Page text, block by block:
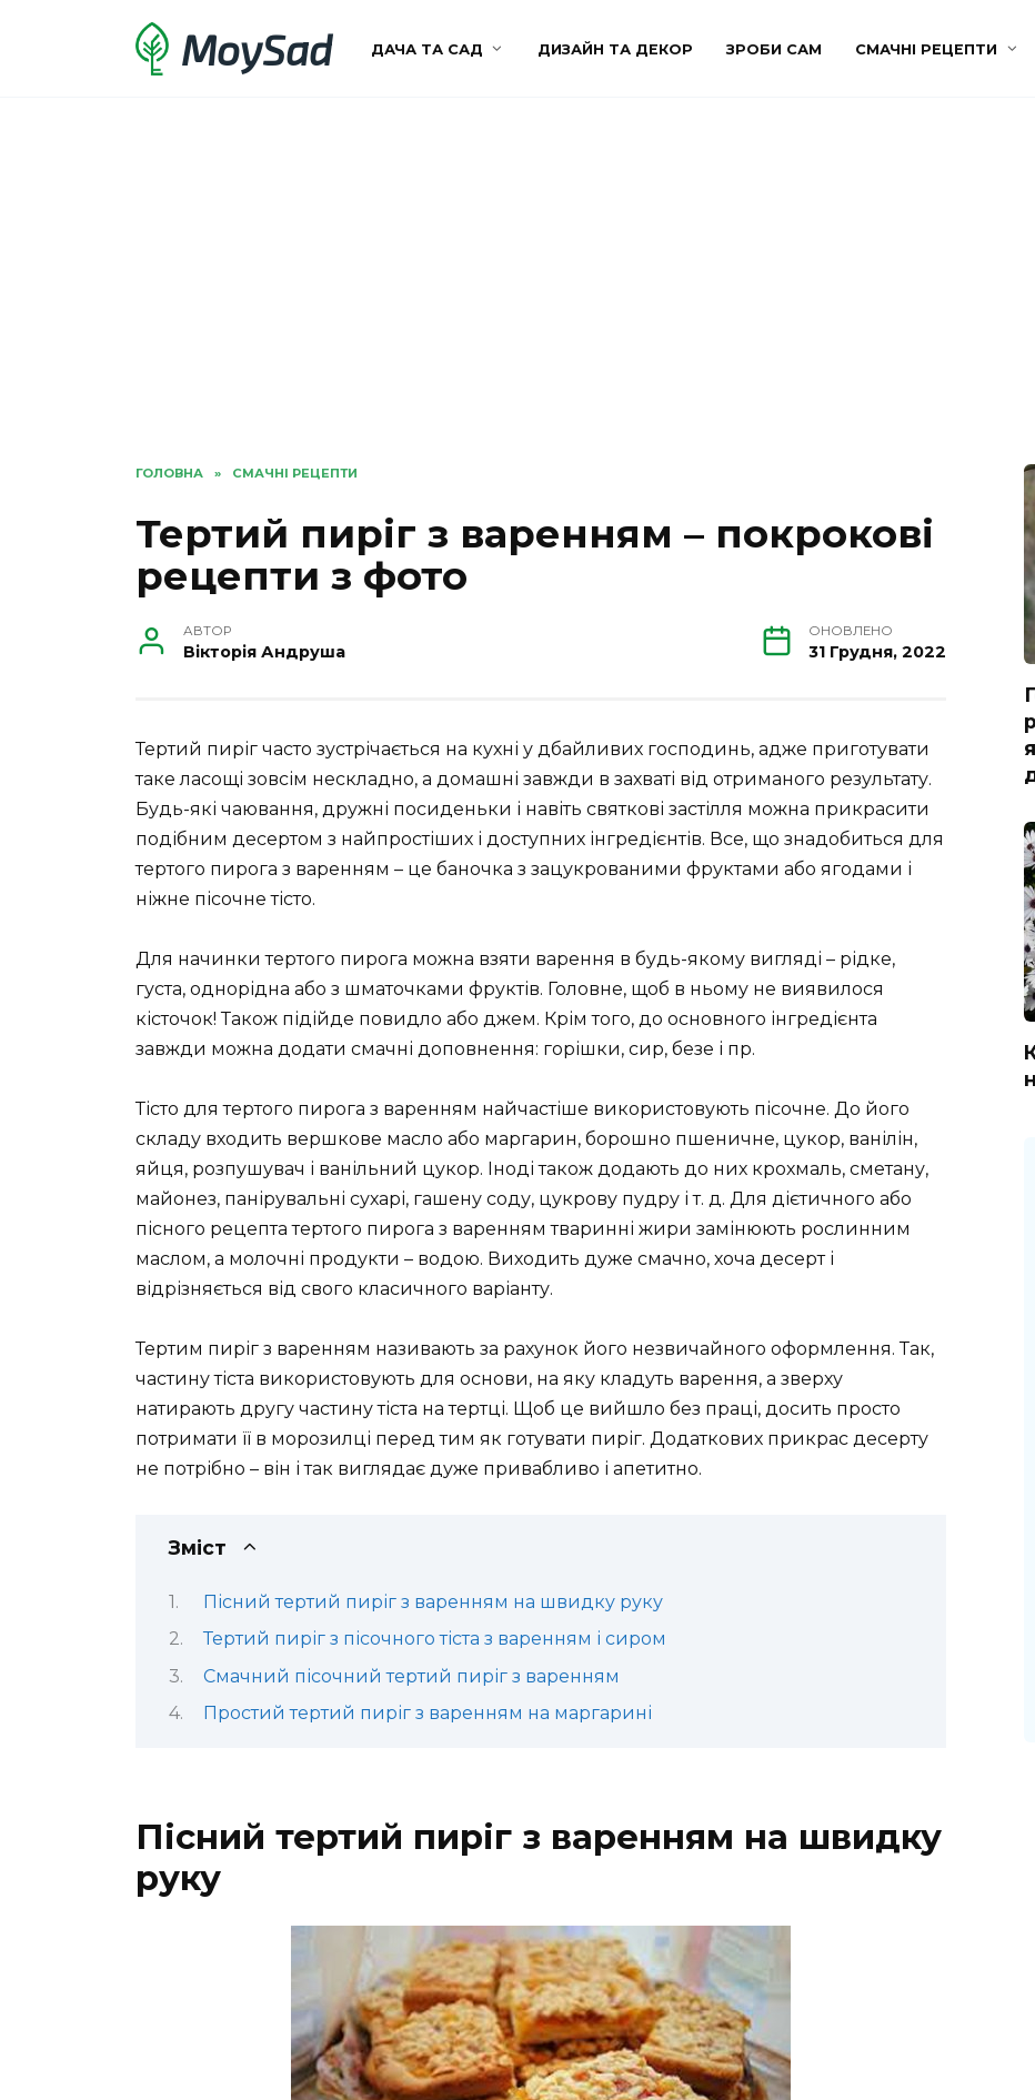
MoySad ДАЧА ТА САД ДИЗАЙН ТА ДЕКОР ЗРОБИ САМ СМАЧНІ РЕЦЕПТИ
ГОЛОВНА » СМАЧНІ РЕЦЕПТИ
Тертий пиріг з варенням – покрокові
рецепти з фото
АВТОР
Вікторія Андруша
ОНОВЛЕНО
31 Грудня, 2022
Тертий пиріг часто зустрічається на кухні у дбайливих господинь, адже приготувати
таке ласощі зовсім нескладно, а домашні завжди в захваті від отриманого результату.
Будь-які чаювання, дружні посиденьки і навіть святкові застілля можна прикрасити
подібним десертом з найпростіших і доступних інгредієнтів. Все, що знадобиться для
тертого пирога з варенням – це баночка з зацукрованими фруктами або ягодами і
ніжне пісочне тісто.
Для начинки тертого пирога можна взяти варення в будь-якому вигляді – рідке,
густа, однорідна або з шматочками фруктів. Головне, щоб в ньому не виявилося
кісточок! Також підійде повидло або джем. Крім того, до основного інгредієнта
завжди можна додати смачні доповнення: горішки, сир, безе і пр.
Тісто для тертого пирога з варенням найчастіше використовують пісочне. До його
складу входить вершкове масло або маргарин, борошно пшеничне, цукор, ванілін,
яйця, розпушувач і ванільний цукор. Іноді також додають до них крохмаль, сметану,
майонез, панірувальні сухарі, гашену соду, цукрову пудру і т. д. Для дієтичного або
пісного рецепта тертого пирога з варенням тваринні жири замінюють рослинним
маслом, а молочні продукти – водою. Виходить дуже смачно, хоча десерт і
відрізняється від свого класичного варіанту.
Тертим пиріг з варенням називають за рахунок його незвичайного оформлення. Так,
частину тіста використовують для основи, на яку кладуть варення, а зверху
натирають другу частину тіста на тертці. Щоб це вийшло без праці, досить просто
потримати її в морозилці перед тим як готувати пиріг. Додаткових прикрас десерту
не потрібно – він і так виглядає дуже привабливо і апетитно.
Зміст
Пісний тертий пиріг з варенням на швидку руку
Тертий пиріг з пісочного тіста з варенням і сиром
Смачний пісочний тертий пиріг з варенням
Простий тертий пиріг з варенням на маргарині
Пісний тертий пиріг з варенням на швидку
руку